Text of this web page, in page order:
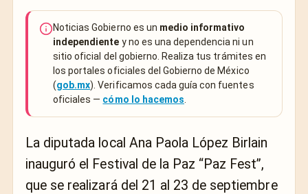
Noticias Gobierno es un medio informativo
independiente y no es una dependencia ni un
sitio oficial del gobierno. Realiza tus trámites en
los portales oficiales del Gobierno de México
(gob.mx). Verificamos cada guía con fuentes
oficiales — cómo lo hacemos
La diputada local Ana Paola López Birlain
inauguró el Festival de la Paz “Paz Fest”,
que se realizará del 21 al 23 de septiembre